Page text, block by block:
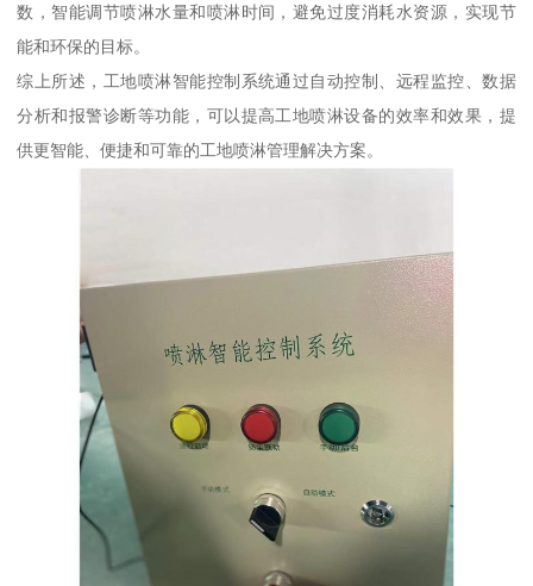
数，智能调节喷淋水量和喷淋时间，避免过度消耗水资源，实现节
能和环保的目标。
综上所述，工地喷淋智能控制系统通过自动控制、远程监控、数据
分析和报警诊断等功能，可以提高工地喷淋设备的效率和效果，提
供更智能、便捷和可靠的工地喷淋管理解决方案。